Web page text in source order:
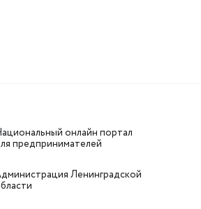
онлайн портал
предпринимателей
Ленинградской